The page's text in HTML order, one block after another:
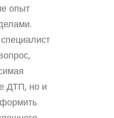
опыт
ДТП, но и